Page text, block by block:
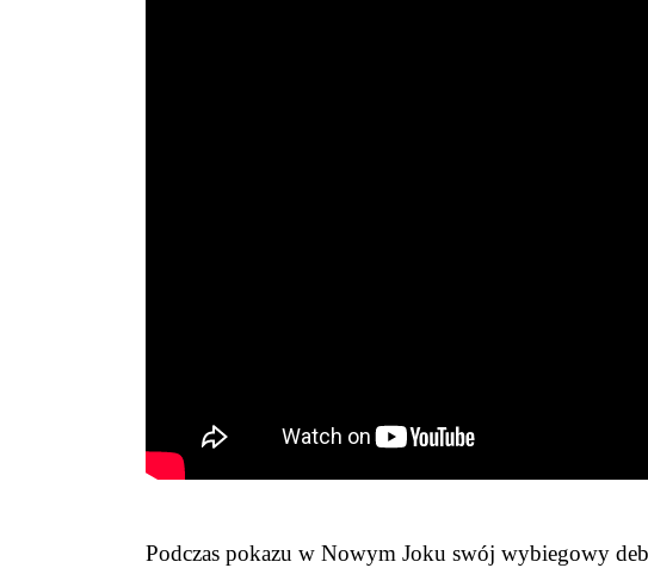
Podczas pokazu w Nowym Joku swój wybiegowy